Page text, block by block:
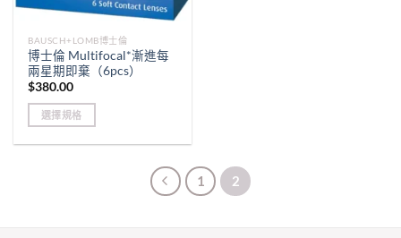
BAUSCH+LOMB博士倫
博士倫 Multifocal*漸進每
兩星期即棄（6pcs）
$380.00
選擇規格
1 2